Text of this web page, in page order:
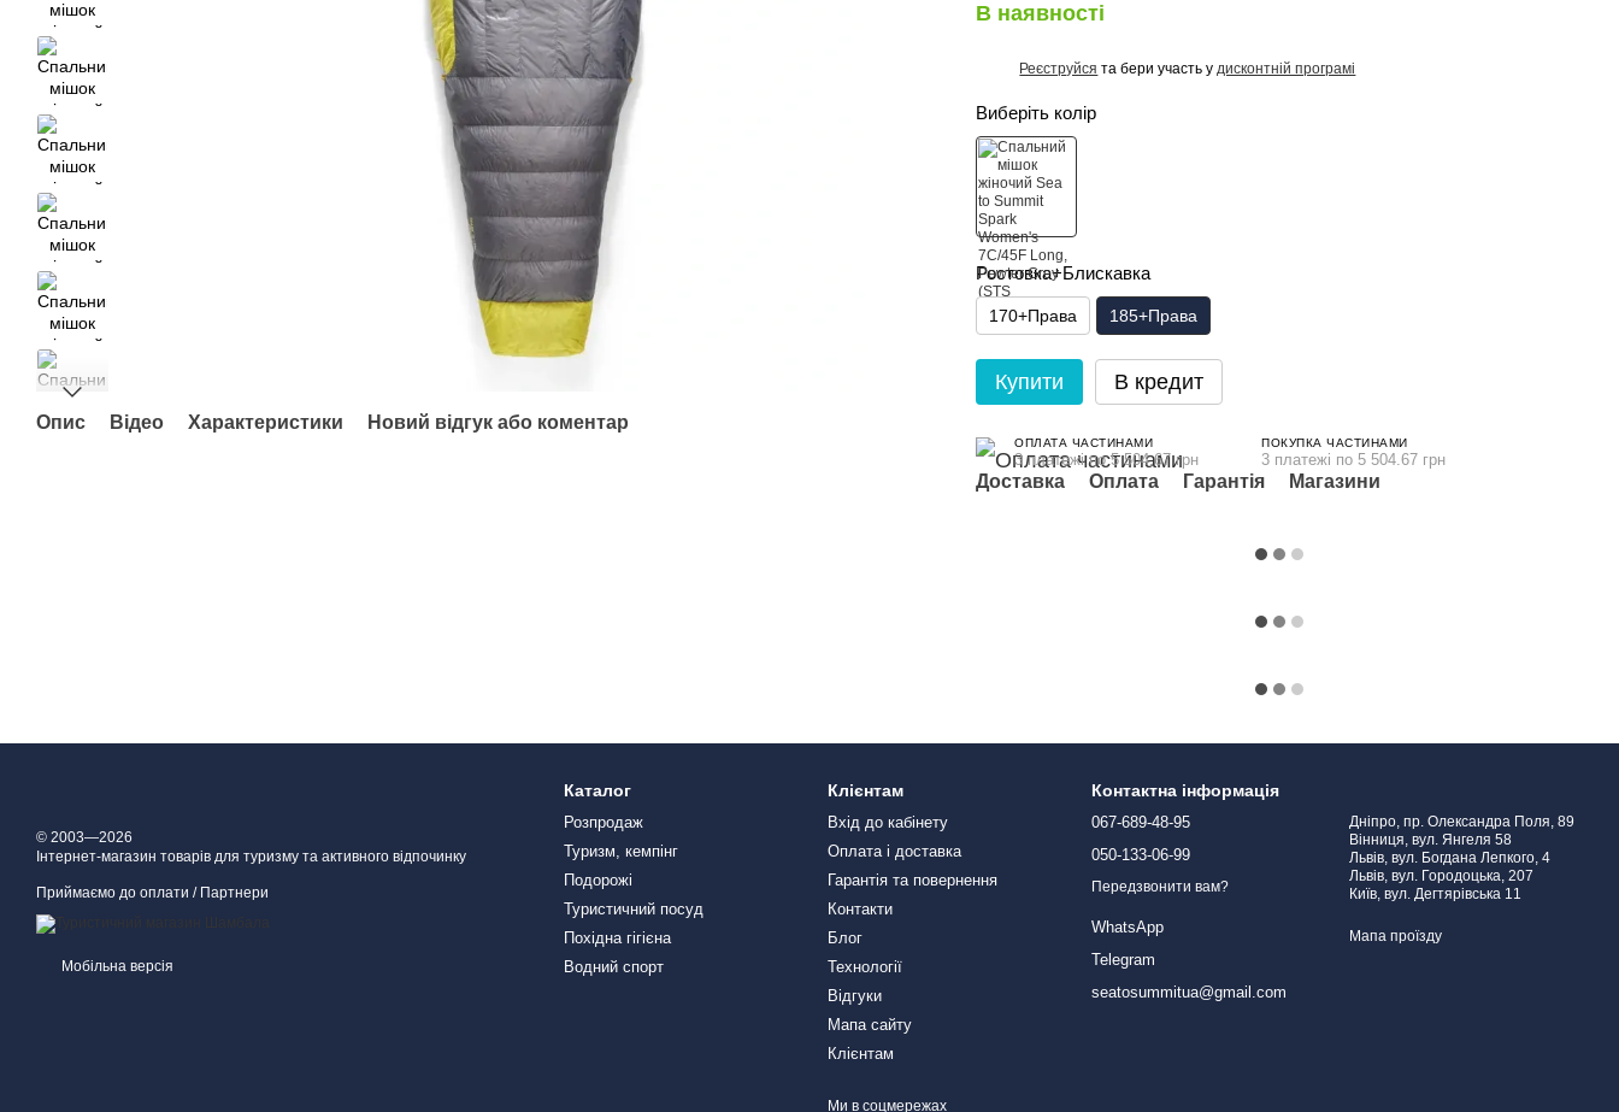
Опис Відео Характеристики Новий відгук або коментар
В наявності
Реєструйся та бери участь у дисконтній програмі
Виберіть колір
Ростовка+Блискавка
170+Права 185+Права
Купити В кредит
ОПЛАТА ЧАСТИНАМИ
3 платежі по 5 504.67 грн
ПОКУПКА ЧАСТИНАМИ
3 платежі по 5 504.67 грн
Доставка Оплата Гарантія Магазини
© 2003—2026
Інтернет-магазин товарів для туризму та активного відпочинку
Приймаємо до оплати / Партнери
Мобільна версія
Каталог
Розпродаж
Туризм, кемпінг
Подорожі
Туристичний посуд
Похідна гігієна
Водний спорт
Клієнтам
Вхід до кабінету
Оплата і доставка
Гарантія та повернення
Контакти
Блог
Технології
Відгуки
Мапа сайту
Клієнтам
Ми в соцмережах
Контактна інформація
067-689-48-95
050-133-06-99
Передзвонити вам?
WhatsApp
Telegram
seatosummitua@gmail.com
Дніпро, пр. Олександра Поля, 89
Вінниця, вул. Янгеля 58
Львів, вул. Богдана Лепкого, 4
Львів, вул. Городоцька, 207
Київ, вул. Дегтярівська 11
Мапа проїзду